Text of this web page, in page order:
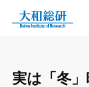
実は「冬